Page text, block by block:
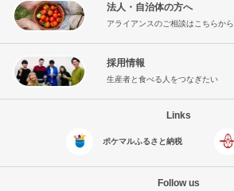
法人・自治体の方へ
アライアンスのご相談はこちらから
採用情報
生産者と食べる人をつなぎたい
Links
ポケマルふるさと納税
Follow us